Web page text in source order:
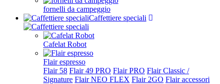
fornelli da campeggio
Caffettiere speciali
Cafelat Robot
Flair espresso
Flair 58 Flair 49 PRO Flair PRO Flair Classic /
Signature Flair NEO FLEX Flair 2GO Flair accessori